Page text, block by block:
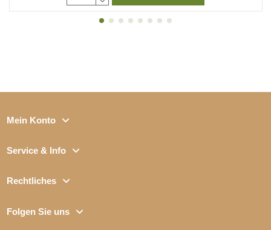
Mein Konto
Service & Info
Rechtliches
Folgen Sie uns